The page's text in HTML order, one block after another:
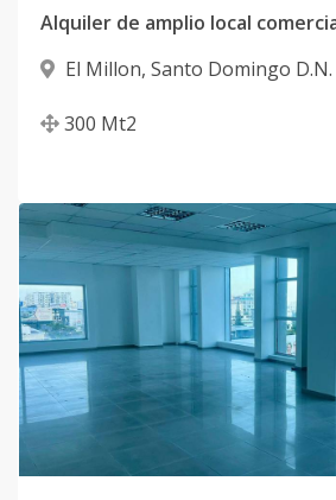
Alquiler de amplio local
El Millon, Santo Domingo D.N.
300 Mt2